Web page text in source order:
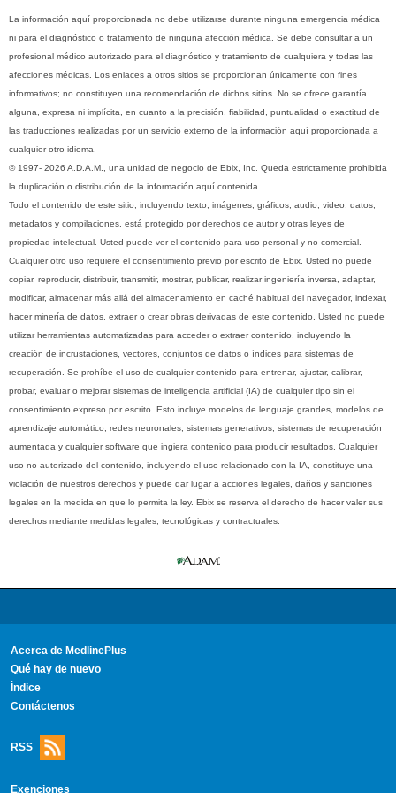
La información aquí proporcionada no debe utilizarse durante ninguna emergencia médica
ni para el diagnóstico o tratamiento de ninguna afección médica. Se debe consultar a un
profesional médico autorizado para el diagnóstico y tratamiento de cualquiera y todas las
afecciones médicas. Los enlaces a otros sitios se proporcionan únicamente con fines
informativos; no constituyen una recomendación de dichos sitios. No se ofrece garantía
alguna, expresa ni implícita, en cuanto a la precisión, fiabilidad, puntualidad o exactitud de
las traducciones realizadas por un servicio externo de la información aquí proporcionada a
cualquier otro idioma.
© 1997- 2026 A.D.A.M., una unidad de negocio de Ebix, Inc. Queda estrictamente prohibida
la duplicación o distribución de la información aquí contenida.
Todo el contenido de este sitio, incluyendo texto, imágenes, gráficos, audio, video, datos,
metadatos y compilaciones, está protegido por derechos de autor y otras leyes de
propiedad intelectual. Usted puede ver el contenido para uso personal y no comercial.
Cualquier otro uso requiere el consentimiento previo por escrito de Ebix. Usted no puede
copiar, reproducir, distribuir, transmitir, mostrar, publicar, realizar ingeniería inversa, adaptar,
modificar, almacenar más allá del almacenamiento en caché habitual del navegador, indexar,
hacer minería de datos, extraer o crear obras derivadas de este contenido. Usted no puede
utilizar herramientas automatizadas para acceder o extraer contenido, incluyendo la
creación de incrustaciones, vectores, conjuntos de datos o índices para sistemas de
recuperación. Se prohíbe el uso de cualquier contenido para entrenar, ajustar, calibrar,
probar, evaluar o mejorar sistemas de inteligencia artificial (IA) de cualquier tipo sin el
consentimiento expreso por escrito. Esto incluye modelos de lenguaje grandes, modelos de
aprendizaje automático, redes neuronales, sistemas generativos, sistemas de recuperación
aumentada y cualquier software que ingiera contenido para producir resultados. Cualquier
uso no autorizado del contenido, incluyendo el uso relacionado con la IA, constituye una
violación de nuestros derechos y puede dar lugar a acciones legales, daños y sanciones
legales en la medida en que lo permita la ley. Ebix se reserva el derecho de hacer valer sus
derechos mediante medidas legales, tecnológicas y contractuales.
Acerca de MedlinePlus
Qué hay de nuevo
Índice
Contáctenos
RSS
Exenciones